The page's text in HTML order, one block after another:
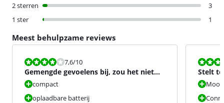
2 sterren
3
1 ster
1
Meest behulpzame reviews
Beoordeling is 7,6 van de 10.
7,6/10
Gemengde gevoelens bij, zou het niet
opnieuw kopen
compact
oplaadbare batterij
Stelt